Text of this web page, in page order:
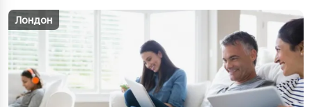
Лондон